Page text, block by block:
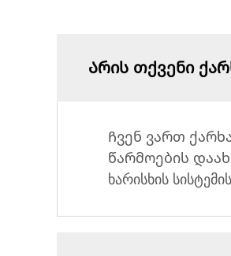
Არის თქვენი
Ჩვენ ვართ
წარმოების
ხარისხის